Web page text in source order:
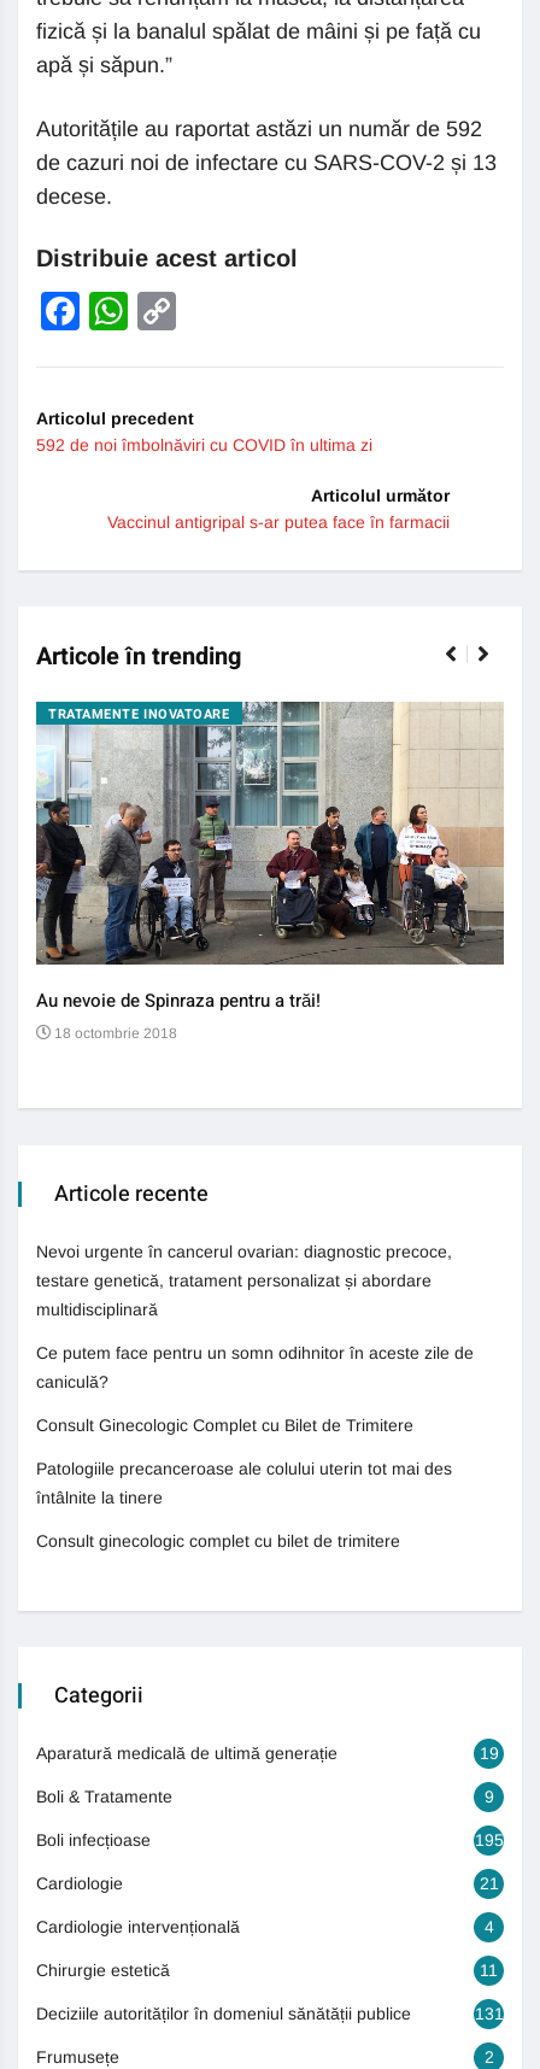
fizică și la banalul spălat de mâini și pe față cu
apă și săpun.”
Autoritățile au raportat astăzi un număr de 592
de cazuri noi de infectare cu SARS-COV-2 și 13
decese.
Distribuie acest articol
Facebook
WhatsApp
Articolul precedent
592 de noi îmbolnăviri cu COVID în ultima zi
Articolul următor
Vaccinul antigripal s-ar putea face în farmacii
Articole în trending
TRATAMENTE INOVATOARE
Au nevoie de Spinraza pentru a trăi!
18 octombrie 2018
Articole recente
Nevoi urgente în cancerul ovarian: diagnostic precoce,
testare genetică, tratament personalizat și abordare
multidisciplinară
Ce putem face pentru un somn odihnitor în aceste zile de
caniculă?
Consult Ginecologic Complet cu Bilet de Trimitere
Patologiile precanceroase ale colului uterin tot mai des
întâlnite la tinere
Consult ginecologic complet cu bilet de trimitere
Categorii
Aparatură medicală de ultimă generație 19
Boli & Tratamente 9
Boli infecțioase 195
Cardiologie 21
Cardiologie intervențională 4
Chirurgie estetică 11
Deciziile autorităților în domeniul sănătății publice 131
Frumusețe 2